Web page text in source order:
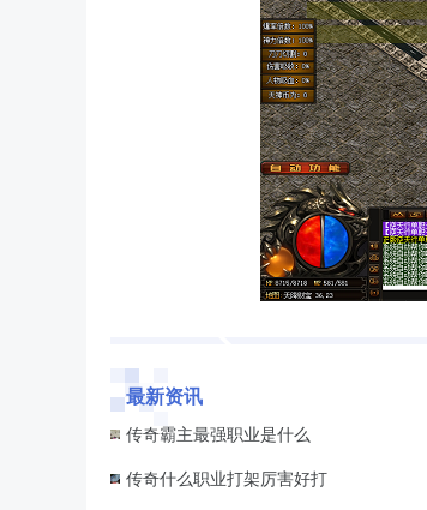
最新资讯
传奇霸主最强职业是什么
传奇什么职业打架厉害好打